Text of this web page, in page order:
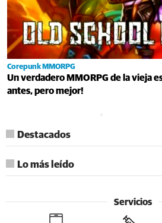
Corepunk MMORPG
Un verdadero MMORPG de la vieja
antes, pero mejor!
Destacados
Lo más leído
Servicios